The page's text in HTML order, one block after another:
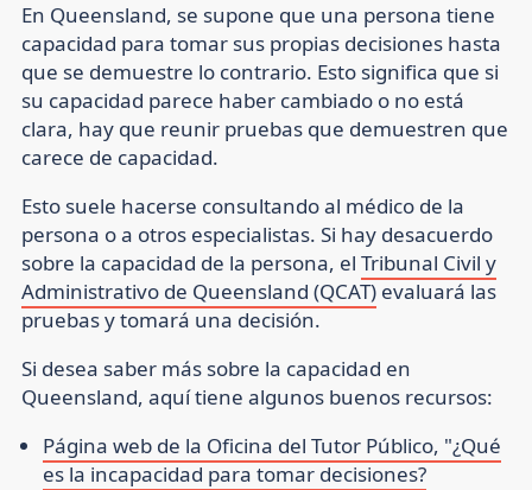
En Queensland, se supone que una persona tiene
capacidad para tomar sus propias decisiones hasta
que se demuestre lo contrario. Esto significa que si
su capacidad parece haber cambiado o no está
clara, hay que reunir pruebas que demuestren que
carece de capacidad.
Esto suele hacerse consultando al médico de la
persona o a otros especialistas. Si hay desacuerdo
sobre la capacidad de la persona, el Tribunal Civil y
Administrativo de Queensland (QCAT) evaluará las
pruebas y tomará una decisión.
Si desea saber más sobre la capacidad en
Queensland, aquí tiene algunos buenos recursos:
Página web de la Oficina del Tutor Público, "¿Qué
es la incapacidad para tomar decisiones?